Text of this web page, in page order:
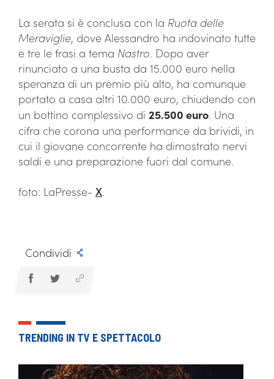
La serata si è conclusa con la Ruota delle
Meraviglie, dove Alessandro ha indovinato tutte
e tre le frasi a tema Nastro. Dopo aver
rinunciato a una busta da 15.000 euro nella
speranza di un premio più alto, ha comunque
portato a casa altri 10.000 euro, chiudendo con
un bottino complessivo di 25.500 euro. Una
cifra che corona una performance da brividi, in
cui il giovane concorrente ha dimostrato nervi
saldi e una preparazione fuori dal comune.
foto: LaPresse- X.
Condividi
TRENDING IN TV E SPETTACOLO